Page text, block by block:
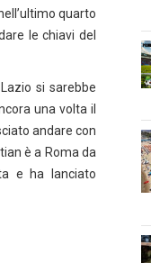
quarto
le chiavi del
si sarebbe
una volta il
andare con
è a Roma da
e ha lanciato